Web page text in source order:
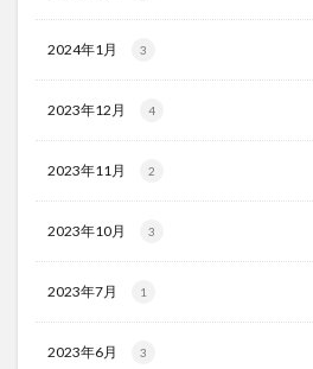
2024年1月 3
2023年12月 4
2023年11月 2
2023年10月 3
2023年7月 1
2023年6月 3